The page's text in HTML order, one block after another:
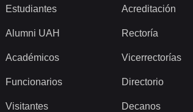
Estudiantes
Alumni UAH
Académicos
Funcionarios
Visitantes
Acreditación
Rectoría
Vicerrectorías
Directorio
Decanos